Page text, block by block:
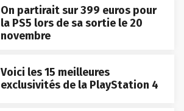
On partirait sur 399 euros pour
la PS5 lors de sa sortie le 20
novembre
Voici les 15 meilleures
exclusivités de la PlayStation 4